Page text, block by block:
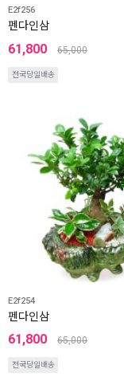
E2f256
펜다인삼
61,800 65,000
전국당일배송
E2f254
펜다인삼
61,800 65,000
전국당일배송